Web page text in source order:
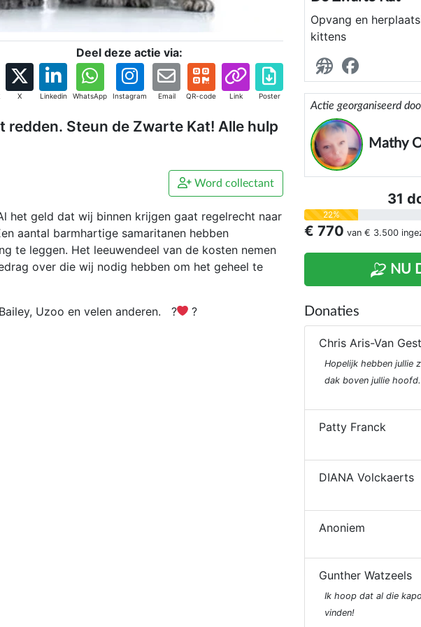
Deel deze actie via:
X Linkedin WhatsApp Instagram Email QR-code Link Poster
redden. Steun de Zwarte Kat! Alle hulp
Word collectant
het geld dat wij binnen krijgen gaat regelrecht naar
aantal barmhartige samaritanen hebben
te leggen. Het leeuwendeel van de kosten nemen
over die wij nodig hebben om het geheel te
Uzoo en velen anderen. ?
?
Opvang en
kittens
Actie georganiseerd
Mathy
31
22%
€ 770 van € 3.500
NU
Donaties
Chris Aris-Van
Hopelijk hebben jullie
dak boven jullie
Patty Franck
DIANA Volckaerts
Anoniem
Gunther Watzeels
Ik hoop dat al die
vinden!